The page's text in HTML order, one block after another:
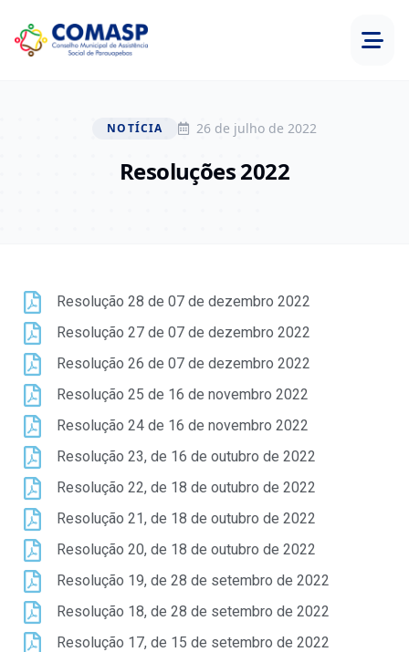
NOTÍCIA 26 de julho de 2022
Resoluções 2022
Resolução 28 de 07 de dezembro 2022
Resolução 27 de 07 de dezembro 2022
Resolução 26 de 07 de dezembro 2022
Resolução 25 de 16 de novembro 2022
Resolução 24 de 16 de novembro 2022
Resolução 23, de 16 de outubro de 2022
Resolução 22, de 18 de outubro de 2022
Resolução 21, de 18 de outubro de 2022
Resolução 20, de 18 de outubro de 2022
Resolução 19, de 28 de setembro de 2022
Resolução 18, de 28 de setembro de 2022
Resolução 17, de 15 de setembro de 2022